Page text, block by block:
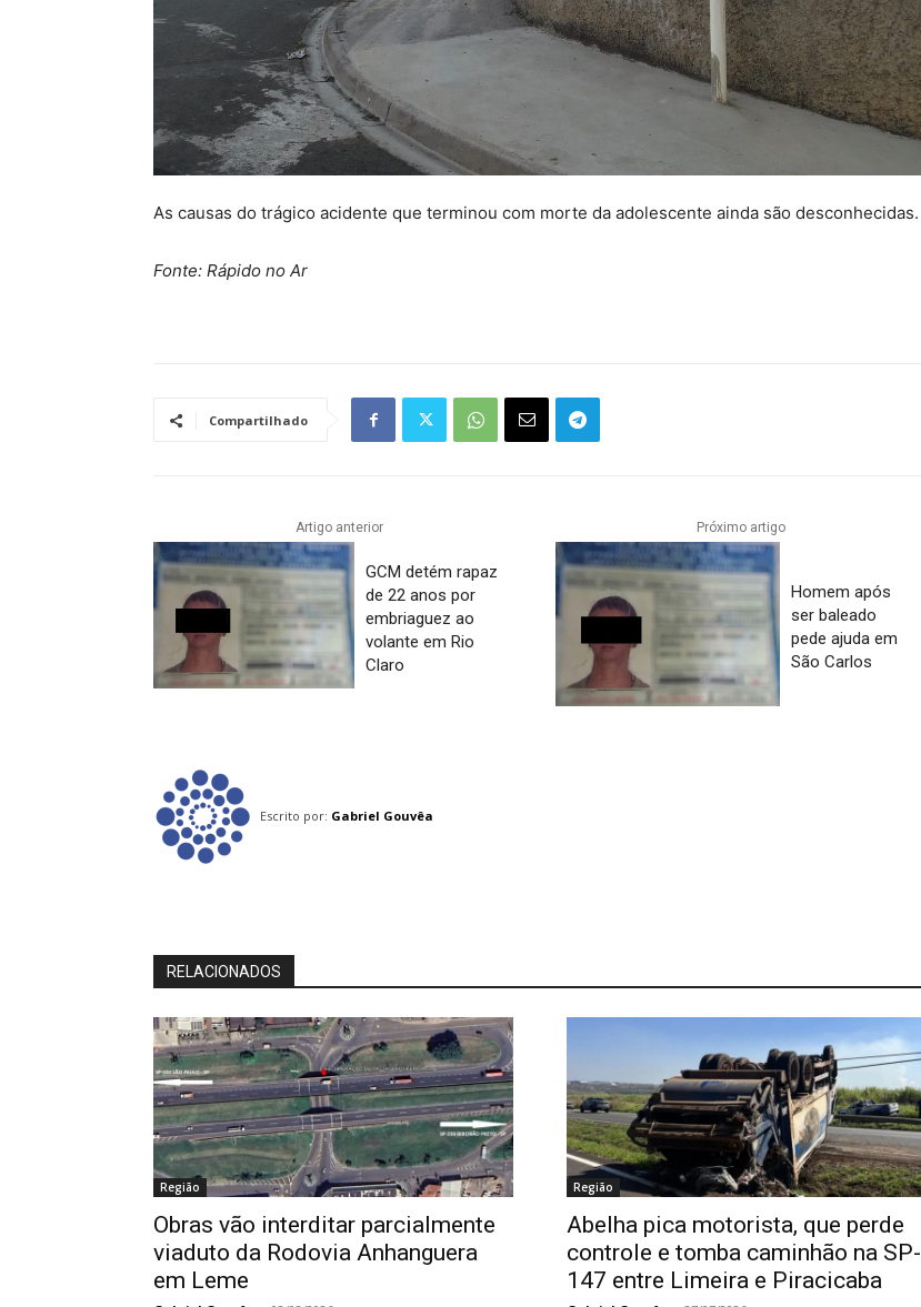
As causas do trágico acidente que terminou com morte da adolescente ainda são desconhecidas.
Fonte: Rápido no Ar
Compartilhado
Artigo anterior
GCM detém rapaz
de 22 anos por
embriaguez ao
volante em Rio
Claro
Próximo artigo
Homem após
ser baleado
pede ajuda em
São Carlos
Escrito por: Gabriel Gouvêa
RELACIONADOS
Região
Obras vão interditar parcialmente
viaduto da Rodovia Anhanguera
em Leme
Região
Abelha pica motorista, que perde
controle e tomba caminhão na SP-
147 entre Limeira e Piracicaba